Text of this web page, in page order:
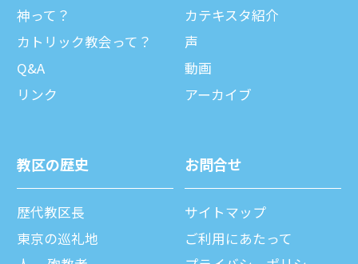
神って？
カトリック教会って？
Q&A
リンク
カテキスタ紹介
声
動画
アーカイブ
教区の歴史
歴代教区⻑
東京の巡礼地
お問合せ
サイトマップ
ご利⽤にあたって